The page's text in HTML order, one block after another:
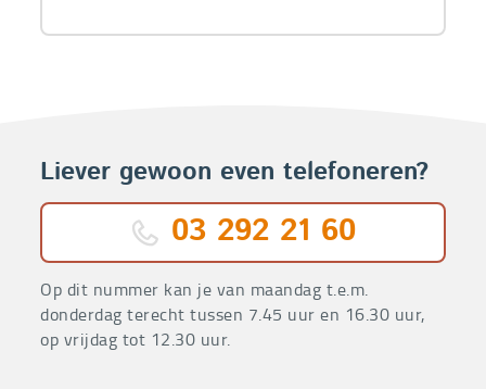
Liever gewoon even telefoneren?
03 292 21 60
Op dit nummer kan je van maandag t.e.m.
donderdag terecht tussen 7.45 uur en 16.30 uur,
op vrijdag tot 12.30 uur.